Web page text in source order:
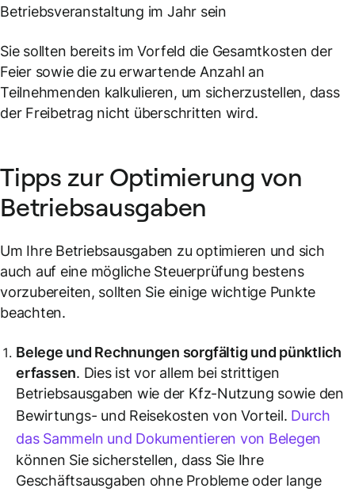
Betriebsveranstaltung im Jahr sein
Sie sollten bereits im Vorfeld die Gesamtkosten der
Feier sowie die zu erwartende Anzahl an
Teilnehmenden kalkulieren, um sicherzustellen, dass
der Freibetrag nicht überschritten wird.
Tipps zur Optimierung von
Betriebsausgaben
Um Ihre Betriebsausgaben zu optimieren und sich
auch auf eine mögliche Steuerprüfung bestens
vorzubereiten, sollten Sie einige wichtige Punkte
beachten.
Belege und Rechnungen sorgfältig und pünktlich
erfassen. Dies ist vor allem bei strittigen
Betriebsausgaben wie der Kfz-Nutzung sowie den
Bewirtungs- und Reisekosten von Vorteil. Durch
das Sammeln und Dokumentieren von Belegen
können Sie sicherstellen, dass Sie Ihre
Geschäftsausgaben ohne Probleme oder lange